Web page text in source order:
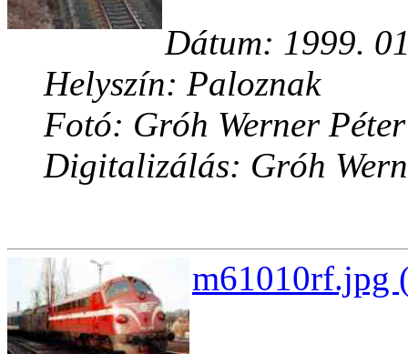
Dátum: 1999.
Helyszín: Paloznak
Fotó: Gróh Werner Péter
Digitalizálás: Gróh
m61010rf.jpg